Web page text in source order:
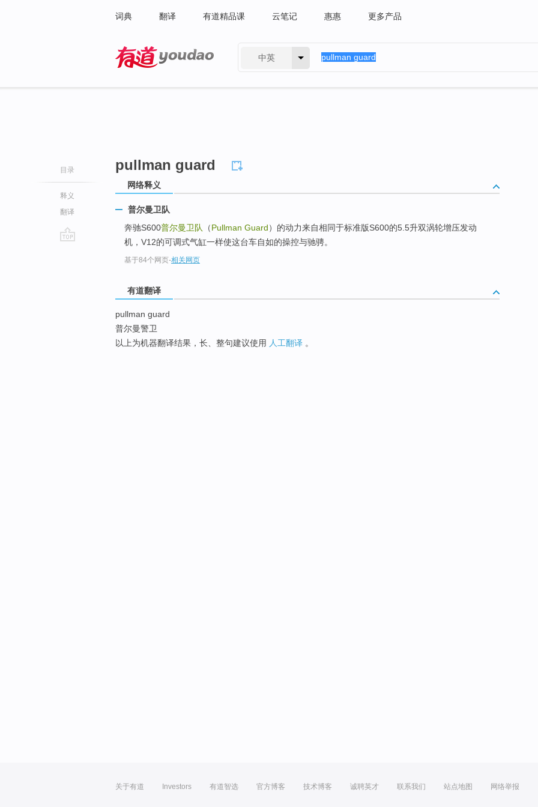
词典 翻译 有道精品课 云笔记 惠惠 更多产品
中英
目录
释义
翻译
pullman guard
网络释义
普尔曼卫队
奔驰S600普尔曼卫队 （Pullman Guard）的动力来自相同于标准版S600的5.5升双涡轮增压发动
机，V12的可调式气缸一样使这台车自如的操控与驰骋。
基于84个网页-相关网页
有道翻译
pullman guard
普尔曼警卫
以上为机器翻译结果，长、整句建议使用 人工翻译 。
关于有道 Investors 有道智选 官方博客 技术博客 诚聘英才 联系我们 站点地图 网络举报